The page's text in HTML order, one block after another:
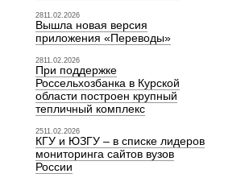
2811.02.2026
Вышла новая версия
приложения «Переводы»
2811.02.2026
При поддержке
Россельхозбанка в Курской
области построен крупный
тепличный комплекс
2511.02.2026
КГУ и ЮЗГУ – в списке лидеров
мониторинга сайтов вузов
России